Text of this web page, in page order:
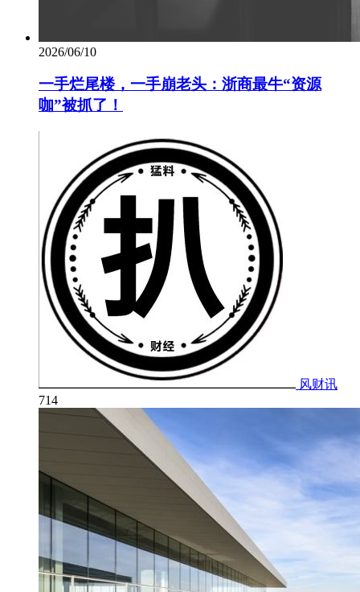
2026/06/10
一手烂尾楼，一手崩老头：浙商最牛“资源
咖”被抓了！
风财讯
714